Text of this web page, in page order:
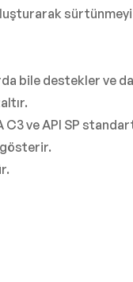
bile destekler ve
ve API SP
gösterir.